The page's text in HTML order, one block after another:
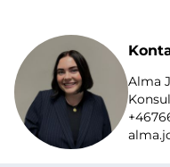
Alma